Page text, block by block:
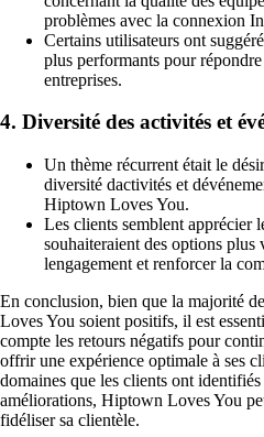
problèmes avec la connexion
Certains utilisateurs ont
plus performants pour
entreprises.
4. Diversité des activités et
Un thème récurrent était le
diversité dactivités et
Hiptown Loves You.
Les clients semblent apprécier
souhaiteraient des options plus
lengagement et renforcer la
En conclusion, bien que la majorité
Loves You soient positifs, il est
compte les retours négatifs pour
offrir une expérience optimale à ses
domaines que les clients ont
améliorations, Hiptown Loves You
fidéliser sa clientèle.